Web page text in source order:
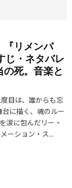
『リメンバ
じ・ネタバレ
死。音楽と
目は、誰からも忘
に描く、魂のルー
涙に包んだリー・
ーション・ス...